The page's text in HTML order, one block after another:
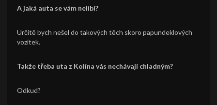
A jaká auta se vám nelíbí?
Určitě bych nešel do takových těch skoro papundeklových
vozítek.
Takže třeba uta z Kolína vás nechávají chladným?
Odkud?